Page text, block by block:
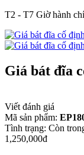
T2 - T7 Giờ hành
Giá bát đĩa
Viết đánh giá
Mã sản phẩm:
Tình trạng: Còn
1,250,000đ